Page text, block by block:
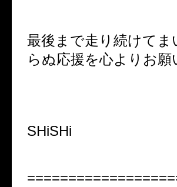
最後まで走り続けて
らぬ応援を心よりお
SHiSHi